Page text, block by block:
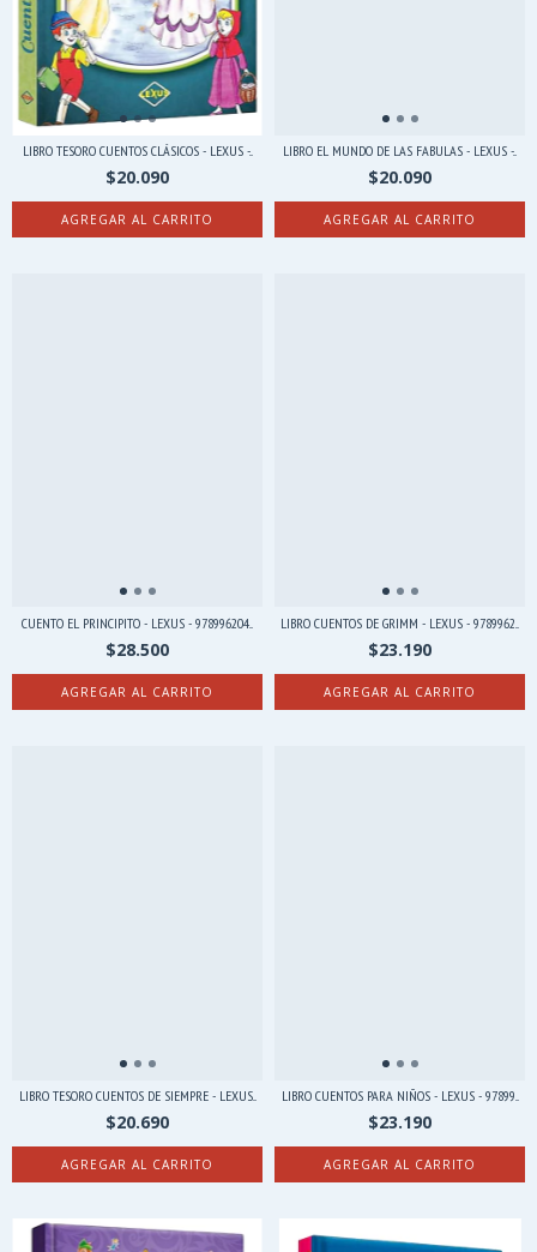
LIBRO TESORO CUENTOS CLÁSICOS - LEXUS -...
$20.090
LIBRO EL MUNDO DE LAS FABULAS - LEXUS -...
$20.090
CUENTO EL PRINCIPITO - LEXUS - 978996204...
$28.500
LIBRO CUENTOS DE GRIMM - LEXUS - 9789962...
$23.190
LIBRO TESORO CUENTOS DE SIEMPRE - LEXUS...
$20.690
LIBRO CUENTOS PARA NIÑOS - LEXUS - 97899...
$23.190